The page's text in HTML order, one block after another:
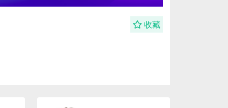
收藏